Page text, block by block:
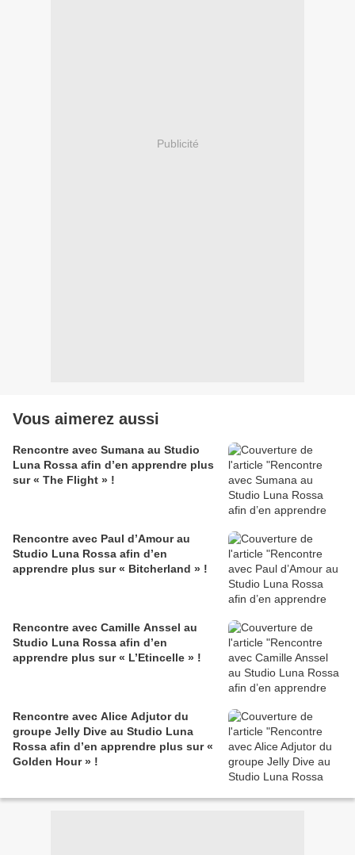
Publicité
Vous aimerez aussi
Rencontre avec Sumana au Studio
Luna Rossa afin d’en apprendre plus
sur « The Flight » !
Rencontre avec Paul d’Amour au
Studio Luna Rossa afin d’en
apprendre plus sur « Bitcherland » !
Rencontre avec Camille Anssel au
Studio Luna Rossa afin d’en
apprendre plus sur « L’Etincelle » !
Rencontre avec Alice Adjutor du
groupe Jelly Dive au Studio Luna
Rossa afin d’en apprendre plus sur «
Golden Hour » !